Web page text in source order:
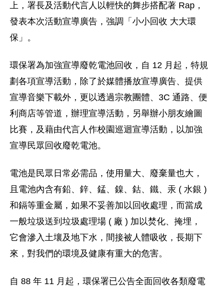
上，署長及活動代言人以輕快的舞步搭配著 Rap，
發表本次活動宣導廣告，強調「小小回收 大大環
保」。
環保署為加強宣導廢乾電池回收，自 12 月起，特規
劃各項宣導活動，除了於媒體播放宣導廣告、提供
宣導音樂下載外，更以透過宗教團體、3C 通路、便
利商店等管道，辦理宣導活動，另舉辦小朋友繪圖
比賽，及藉由代言人作校園巡迴宣導活動，以加強
宣導民眾回收廢乾電池。
電池是民眾日常必需品，使用量大、廢棄量也大，
且電池內含有鉛、鋅、錳、鎳、鈷、鐵、汞 ( 水銀 )
和鎘等重金屬，如果不妥善加以回收處理，而當成
一般垃圾送到垃圾處理場 ( 廠 ) 加以焚化、掩埋，
它會滲入土壤及地下水，間接被人體吸收，長期下
來，對我們的環境及健康有重大的危害。
自 88 年 11 月起，環保署已公告全面回收各類廢電